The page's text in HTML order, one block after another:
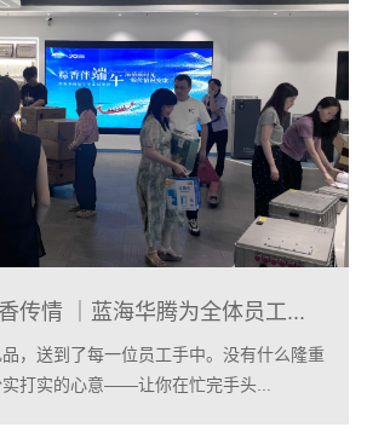
传情 ｜蓝海华腾为全体员工...
，送到了每一位员工手中。没有什么隆重
打实的心意——让你在忙完手头...